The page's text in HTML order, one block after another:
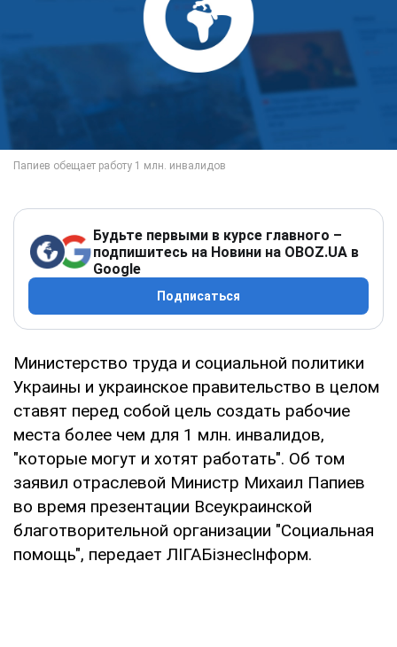
Будьте первыми в курсе главного –
подпишитесь на Новини на OBOZ.UA в
Google
Подписаться
Министерство труда и социальной политики
Украины и украинское правительство в целом
ставят перед собой цель создать рабочие
места более чем для 1 млн. инвалидов,
"которые могут и хотят работать". Об том
заявил отраслевой Министр Михаил Папиев
во время презентации Всеукраинской
благотворительной организации "Социальная
помощь", передает ЛІГАБізнесІнформ.